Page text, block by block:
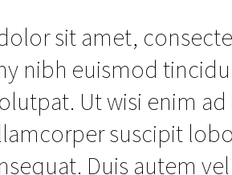
sit amet,
nibh euismod
Ut wisi enim
suscipit
Duis autem